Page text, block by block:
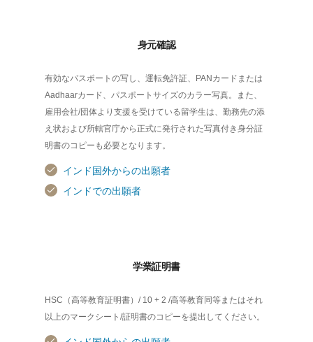
身元確認
有効なパスポートの写し、運転免許証、PANカードまたは
Aadhaarカード、パスポートサイズのカラー写真。また、
雇用会社/団体より支援を受けている留学生は、勤務先の添
え状および所轄官庁から正式に発行された写真付き身分証
明書のコピーも必要となります。
インド国外からの出願者
インドでの出願者
学業証明書
HSC（高等教育証明書）/ 10 + 2 /高等教育同等またはそれ
以上のマークシート/証明書のコピーを提出してください。